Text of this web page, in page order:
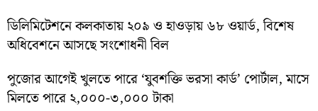
ডিলিমিটেশনে কলকাতায় ২০৯ ও হাওড়ায় ৬৮ ওয়ার্ড, বিশেষ
অধিবেশনে আসছে সংশোধনী বিল
পুজোর আগেই খুলতে পারে ‘যুবশক্তি ভরসা কার্ড’ পোর্টাল, মাসে
মিলতে পারে ২,০০০-৩,০০০ টাকা